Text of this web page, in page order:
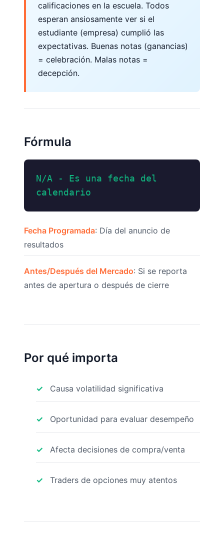
calificaciones en la escuela. Todos
esperan ansiosamente ver si el
estudiante (empresa) cumplió las
expectativas. Buenas notas (ganancias)
= celebración. Malas notas =
decepción.
Fórmula
N/A - Es una fecha del
calendario
Fecha Programada: Día del anuncio de
resultados
Antes/Después del Mercado: Si se reporta
antes de apertura o después de cierre
Por qué importa
Causa volatilidad significativa
Oportunidad para evaluar desempeño
Afecta decisiones de compra/venta
Traders de opciones muy atentos